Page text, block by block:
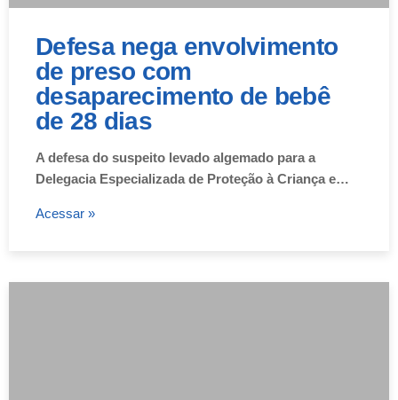
Defesa nega envolvimento
de preso com
desaparecimento de bebê
de 28 dias
A defesa do suspeito levado algemado para a
Delegacia Especializada de Proteção à Criança e…
Acessar »